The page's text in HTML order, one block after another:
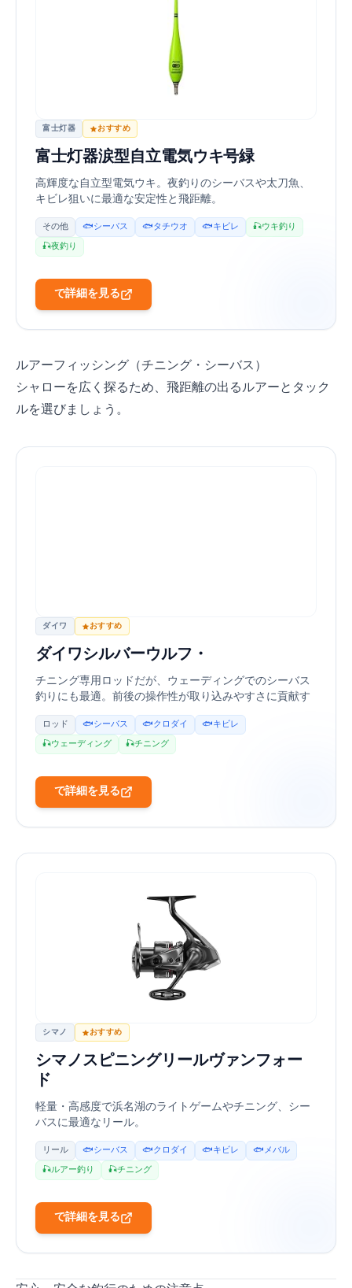
富士灯器 おすすめ
富士灯器 涙型自立電気ウキ FF-N30LG 3号 緑
高輝度な自立型電気ウキ。夜釣りのシーバスや太刀魚、
キビレ狙いに最適な安定性と飛距離。
その他 🐟 シーバス 🐟 タチウオ 🐟 キビレ 🎣 ウキ釣り
🎣 夜釣り
Amazonで詳細を見る
ルアーフィッシング（チニング・シーバス）
シャローを広く探るため、飛距離の出るルアーとタック
ルを選びましょう。
ダイワ おすすめ
ダイワ シルバーウルフ 76ML-S・W
チニング専用ロッドだが、ウェーディングでのシーバス
釣りにも最適。8ft前後の操作性が取り込みやすさに貢献す
る。
ロッド 🐟 シーバス 🐟 クロダイ 🐟 キビレ
🎣 ウェーディング 🎣 チニング
Amazonで詳細を見る
シマノ おすすめ
シマノ (SHIMANO) スピニングリール 24 ヴァンフォー
ド C3000HG
軽量・高感度で浜名湖のライトゲームやチニング、シー
バスに最適なリール。
リール 🐟 シーバス 🐟 クロダイ 🐟 キビレ 🐟 メバル
🎣 ルアー釣り 🎣 チニング
Amazonで詳細を見る